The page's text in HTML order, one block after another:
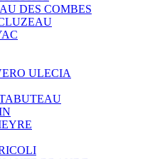
DES COMBES
ULECIA